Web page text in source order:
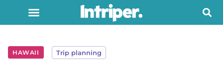
HAWAII Trip planning